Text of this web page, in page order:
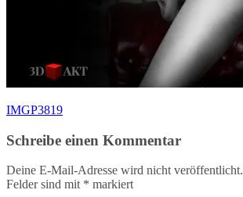
Beitragsnavigation
IMGP3819
Schreibe einen Kommentar
Deine E-Mail-Adresse wird nicht veröffentlicht.
Felder sind mit * markiert